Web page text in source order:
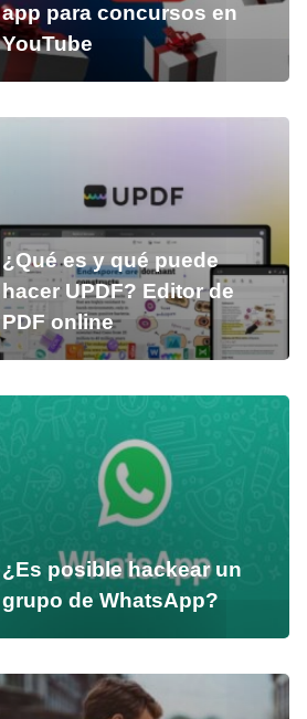
app para concursos en
YouTube
¿Qué es y qué puede
hacer UPDF? Editor de
PDF online
¿Es posible hackear un
grupo de WhatsApp?